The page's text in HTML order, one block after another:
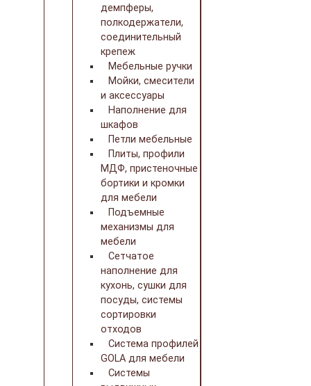
демпферы,
полкодержатели,
соединительный
крепеж
Мебельные ручки
Мойки, смесители
и аксессуары
Наполнение для
шкафов
Петли мебельные
Плиты, профили
МДФ, пристеночные
бортики и кромки
для мебели
Подъемные
механизмы для
мебели
Сетчатое
наполнение для
кухонь, сушки для
посуды, системы
сортировки
отходов
Система профилей
GOLA для мебели
Системы